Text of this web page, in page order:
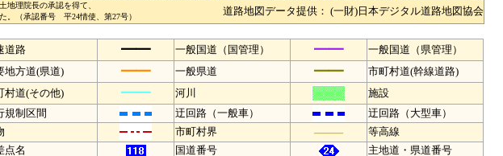
地理院長の承認を得て、
。（承認番号 平24情使、第27号）
道路地図データ提供： (一財)日本デジタル道路地図協会
道路 ━━ 一般国道（国管理） ━━
一般国道（県管理）
地方道(県道)
━━ 一般県道 ━━
市町村道(幹線道路)
村道(その他)
━━ 河川
施設
規制区間
迂回路（一般車）
迂回路（大型車）
市町村界 ――
等高線
点名
国道番号 主地道・県道番号